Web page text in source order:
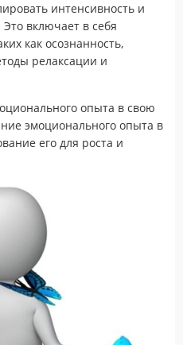
интенсивность и
включает в себя
как осознанность,
релаксации и
опыта в свою
эмоционального опыта в
его для роста и